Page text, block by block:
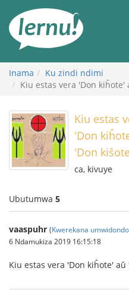
rupapuro
rw'ibirimwo
Inama
Ku zindi ndimi
Kiu estas vera 'Don kiĥote'
Kiu estas
'Don
'Don
ca, kivuye
Ubutumwa 5
vaaspuhr (Kwerekana
6 Ndamukiza 2019 16:15:18
Kiu estas vera 'Don kiĥote' aŭ